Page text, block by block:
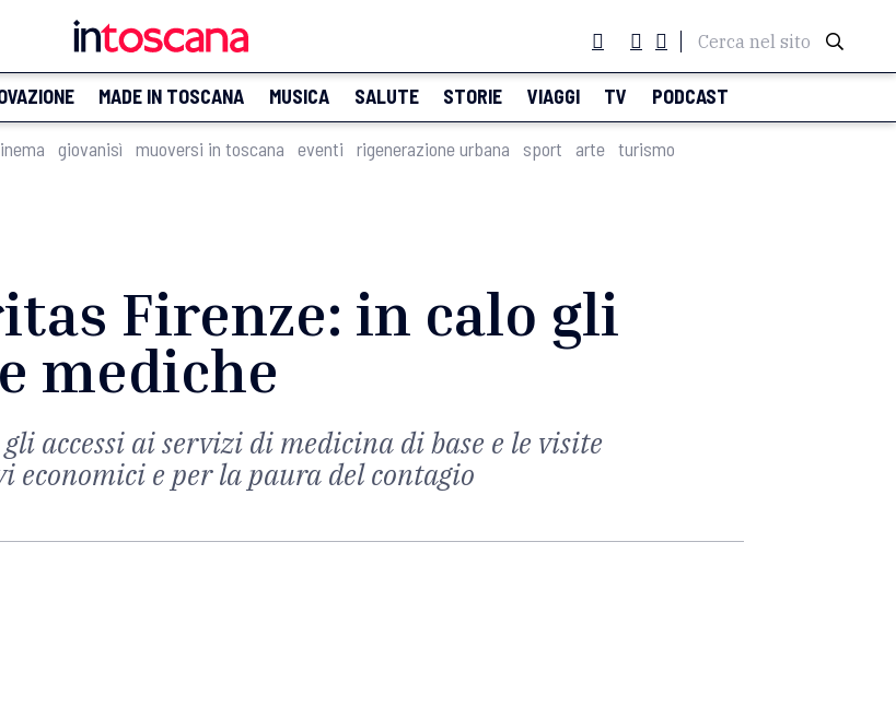
Cerca nel sito
MADE IN TOSCANA MUSICA SALUTE STORIE VIAGGI TV PODCAST
giovanisì muoversi in toscana eventi rigenerazione urbana sport arte turismo
Firenze: in calo gli
mediche
accessi ai servizi di medicina di base e le visite
e per la paura del contagio